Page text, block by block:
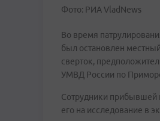
Фото: РИА VladNews
Во время
был остановлен
сверток,
УМВД России по
Сотрудники прибывшей
его на исследование в